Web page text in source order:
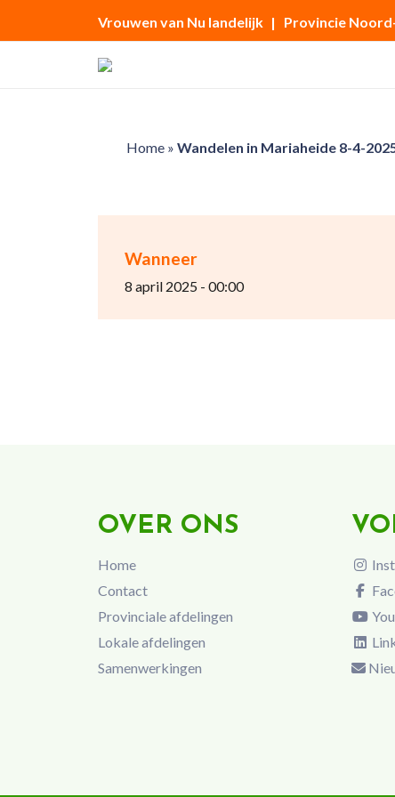
Vrouwen van Nu landelijk | Provincie
Home» Wandelen in Mariaheide 8-4-
Wanneer
8 april 2025 - 00:00
OVER ONS
Home
Contact
Provinciale afdelingen
Lokale afdelingen
Samenwerkingen